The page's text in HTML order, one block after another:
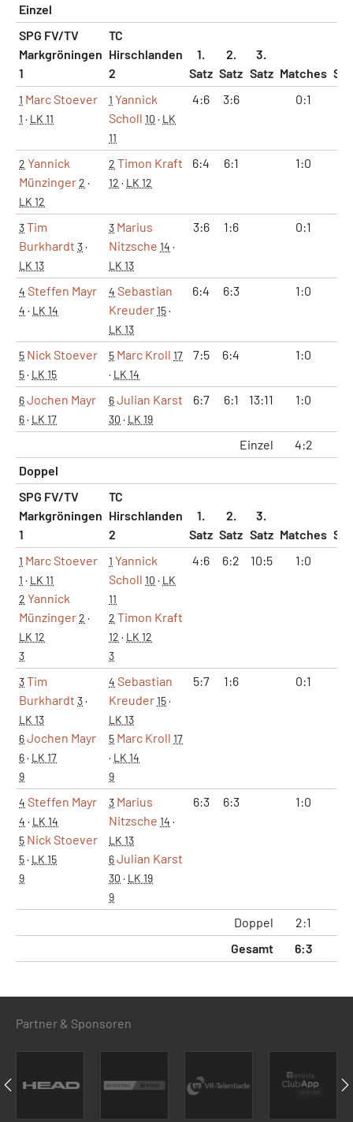
Einzel
SPG FV/TV
Markgröningen
1
TC
Hirschlanden
2
1.
Satz
2.
Satz
3.
Satz Matches
1 Marc Stoever
1 · LK 11
1 Yannick
Scholl 10 · LK
11
4:6 3:6 0:1
2 Yannick
Münzinger2 ·
LK 12
2 Timon Kraft
12 · LK 12
6:4 6:1 1:0
3Tim
Burkhardt 3·
LK 13
3 Marius
Nitzsche 14 ·
LK 13
3:6 1:6 0:1
4 Steffen Mayr
4 · LK 14
4 Sebastian
Kreuder15·
LK 13
6:4 6:3 1:0
5 Nick Stoever
5· LK 15
5 Marc Kroll 17
· LK 14
7:5 6:4 1:0
6Jochen Mayr
6· LK 17
6Julian Karst
30 · LK 19
6:7 6:1 13:11 1:0
Einzel 4:2
Doppel
SPG FV/TV
Markgröningen
1
TC
Hirschlanden
2
1.
Satz
2.
Satz
3.
Satz Matches
1 Marc Stoever
1 · LK 11
2 Yannick
Münzinger2 ·
LK 12
3
1 Yannick
Scholl 10 · LK
11
2 Timon Kraft
12 · LK 12
3
4:6 6:2 10:5 1:0
3Tim
Burkhardt 3·
LK 13
6Jochen Mayr
6· LK 17
9
4 Sebastian
Kreuder15·
LK 13
5 Marc Kroll 17
· LK 14
9
5:7 1:6 0:1
4 Steffen Mayr
4 · LK 14
5 Nick Stoever
5· LK 15
9
3 Marius
Nitzsche 14 ·
LK 13
6Julian Karst
30 · LK 19
9
6:3 6:3 1:0
Doppel 2:1
Gesamt
6:3
Partner & Sponsoren